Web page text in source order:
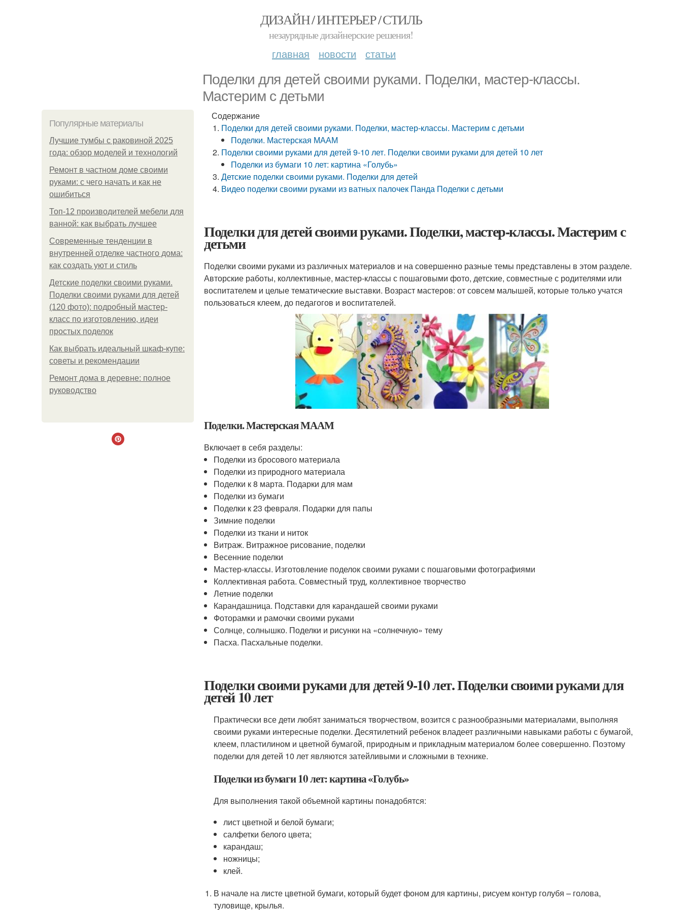
ДИЗАЙН / ИНТЕРЬЕР / СТИЛЬ
незаурядные дизайнерские решения!
главная новости статьи
Поделки для детей своими руками. Поделки, мастер-классы.
Мастерим с детьми
Популярные материалы
Лучшие тумбы с раковиной 2025
года: обзор моделей и технологий
Ремонт в частном доме своими
руками: с чего начать и как не
ошибиться
Топ-12 производителей мебели для
ванной: как выбрать лучшее
Современные тенденции в
внутренней отделке частного дома:
как создать уют и стиль
Детские поделки своими руками.
Поделки своими руками для детей
(120 фото): подробный мастер-
класс по изготовлению, идеи
простых поделок
Как выбрать идеальный шкаф-купе:
советы и рекомендации
Ремонт дома в деревне: полное
руководство
Содержание
Поделки для детей своими руками. Поделки, мастер-классы. Мастерим с детьми
Поделки. Мастерская МААМ
Поделки своими руками для детей 9-10 лет. Поделки своими руками для детей 10 лет
Поделки из бумаги 10 лет: картина «Голубь»
Детские поделки своими руками. Поделки для детей
Видео поделки своими руками из ватных палочек Панда Поделки с детьми
Поделки для детей своими руками. Поделки, мастер-классы. Мастерим с
детьми
Поделки своими руками из различных материалов и на совершенно разные темы представлены в этом разделе.
Авторские работы, коллективные, мастер-классы с пошаговыми фото, детские, совместные с родителями или
воспитателем и целые тематические выставки. Возраст мастеров: от совсем малышей, которые только учатся
пользоваться клеем, до педагогов и воспитателей.
Поделки. Мастерская МААМ
Включает в себя разделы:
Поделки из бросового материала
Поделки из природного материала
Поделки к 8 марта. Подарки для мам
Поделки из бумаги
Поделки к 23 февраля. Подарки для папы
Зимние поделки
Поделки из ткани и ниток
Витраж. Витражное рисование, поделки
Весенние поделки
Мастер-классы. Изготовление поделок своими руками с пошаговыми фотографиями
Коллективная работа. Совместный труд, коллективное творчество
Летние поделки
Карандашница. Подставки для карандашей своими руками
Фоторамки и рамочки своими руками
Солнце, солнышко. Поделки и рисунки на «солнечную» тему
Пасха. Пасхальные поделки.
Поделки своими руками для детей 9-10 лет. Поделки своими руками для
детей 10 лет
Практически все дети любят заниматься творчеством, возится с разнообразными материалами, выполняя
своими руками интересные поделки. Десятилетний ребенок владеет различными навыками работы с бумагой,
клеем, пластилином и цветной бумагой, природным и прикладным материалом более совершенно. Поэтому
поделки для детей 10 лет являются затейливыми и сложными в технике.
Поделки из бумаги 10 лет: картина «Голубь»
Для выполнения такой объемной картины понадобятся:
лист цветной и белой бумаги;
салфетки белого цвета;
карандаш;
ножницы;
клей.
В начале на листе цветной бумаги, который будет фоном для картины, рисуем контур голубя – голова,
туловище, крылья.